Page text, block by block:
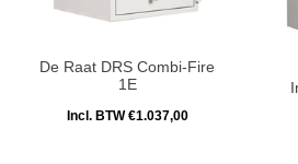
De Raat DRS Combi-Fire
1E
Incl. BTW €1.037,00